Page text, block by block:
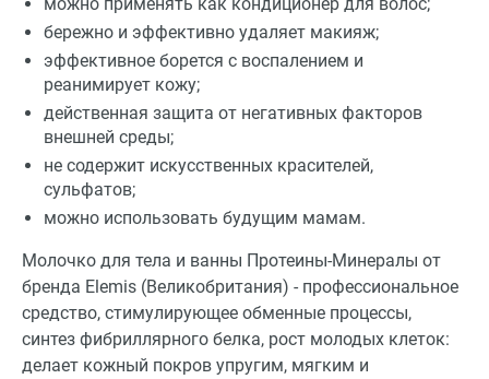
бережно и эффективно удаляет макияж;
эффективное борется с воспалением и
реанимирует кожу;
действенная защита от негативных факторов
внешней среды;
не содержит искусственных красителей,
сульфатов;
можно использовать будущим мамам.
Молочко для тела и ванны Протеины-Минералы от
бренда Elemis (Великобритания) - профессиональное
средство, стимулирующее обменные процессы,
синтез фибриллярного белка, рост молодых клеток:
делает кожный покров упругим, мягким и